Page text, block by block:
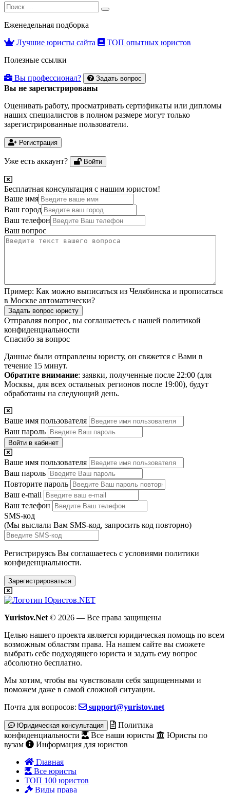
Search
for:
Search
Еженедельная подборка
Лучшие юристы сайта
ТОП опытных юристов
Полезные ссылки
Вы профессионал? Задать вопрос
Вы не зарегистрированы
Оценивать работу, просматривать сертификаты или дипломы
наших специалистов в полном размере могут только
зарегистрированные пользователи.
Регистрация
Уже есть аккаунт? Войти
Бесплатная консультация с нашим юристом!
Ваше имя
Ваш город
Ваш телефон
Ваш вопрос
Пример: Как можно выписаться из Челябинска и прописаться
в Москве автоматически?
Задать вопрос юристу
Отправляя вопрос, вы соглашаетесь с нашей политикой
конфиденциальности
Спасибо за вопрос
Данные были отправлены юристу, он свяжется с Вами в
течение 15 минут.
Обратите внимание: заявки, полученные после 22:00 (для
Москвы, для всех остальных регионов после 19:00), будут
обработаны на следующий день.
Ваше имя пользователя
Ваш пароль
Войти в кабинет
Ваше имя пользователя
Ваш пароль
Повторите пароль
Ваш e-mail
Ваш телефон
SMS-код
(Мы выслали Вам SMS-код, запросить код повторно)
Регистрируясь Вы соглашаетесь с условиями политики
конфиденциальности.
Зарегистрироваться
Yuristov.Net © 2026 — Все права защищены
Целью нашего проекта является юридическая помощь по всем
возможным областям права. На нашем сайте вы сможете
выбрать себе подходящего юриста и задать ему вопрос
абсолютно бесплатно.
Мы хотим, чтобы вы чувствовали себя защищенными и
поможем даже в самой сложной ситуации.
Почта для вопросов:
support@yuristov.net
Юридическая консультация
Политика
конфиденциальности
Все наши юристы
Юристы по
вузам
Информация для юристов
Главная
Все юристы
ТОП 100 юристов
Виды права